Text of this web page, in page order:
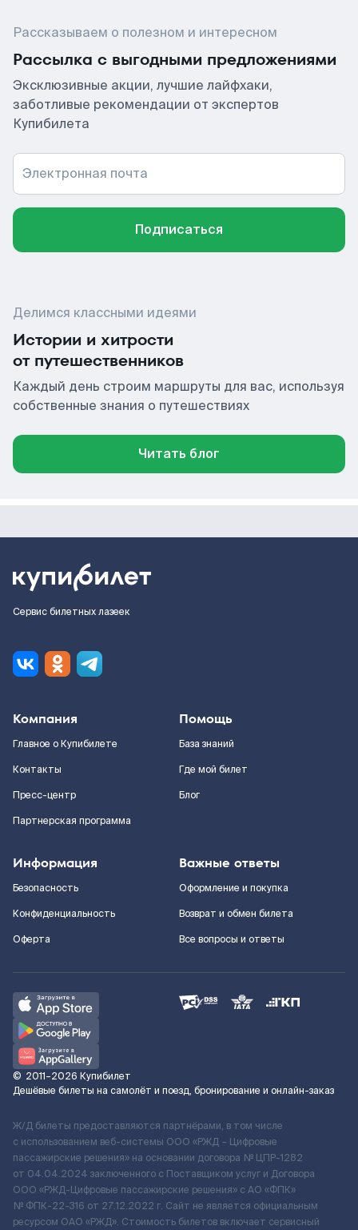
Рассказываем о полезном и интересном
Рассылка с выгодными предложениями
Эксклюзивные акции, лучшие лайфхаки,
заботливые рекомендации от экспертов
Купибилета
Электронная почта
Подписаться
Делимся классными идеями
Истории и хитрости
от путешественников
Каждый день строим маршруты для вас, используя
собственные знания о путешествиях
Читать блог
Сервис билетных лазеек
Компания
Главное о Купибилете
Контакты
Пресс-центр
Партнерская программа
Помощь
База знаний
Где мой билет
Блог
Информация
Безопасность
Конфиденциальность
Оферта
Важные ответы
Оформление и покупка
Возврат и обмен билета
Все вопросы и ответы
© 2011–2026 Купибилет
Дешёвые билеты на самолёт и поезд, бронирование и онлайн-заказ
Ж/Д билеты предоставляются партнёрами, в том числе
с использованием веб-системы ООО «РЖД – Цифровые
пассажирские решения» на основании договора № ЦПР-1282
от 04.04.2024 заключенного с Поставщиком услуг и Договора
ООО «РЖД-Цифровые пассажирские решения» c АО «ФПК»
№ ФПК-22-316 от 27.12.2022 г. Сайт не является официальным
ресурсом ОАО «РЖД». Стоимость билетов включает сервисный